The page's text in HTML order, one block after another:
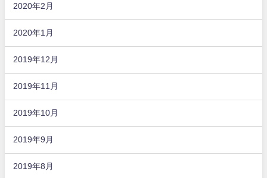
2020年2月
2020年1月
2019年12月
2019年11月
2019年10月
2019年9月
2019年8月